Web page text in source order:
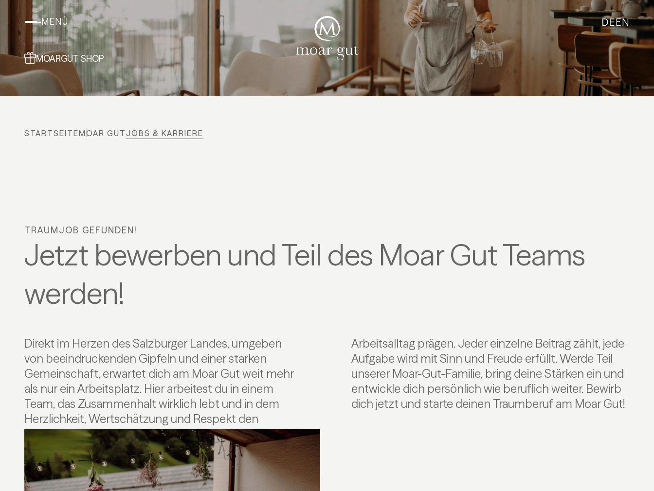
MENÜ
Suiten & Angebote
Familienurlaub
Moar Gut
DEEN
MOARGUT SHOP
STARTSEITEMOAR GUTJOBS & KARRIERE
TRAUMJOB GEFUNDEN!
Jetzt bewerben und Teil des Moar Gut Teams
werden!
Direkt im Herzen des Salzburger Landes, umgeben
von beeindruckenden Gipfeln und einer starken
Gemeinschaft, erwartet dich am Moar Gut weit mehr
als nur ein Arbeitsplatz. Hier arbeitest du in einem
Team, das Zusammenhalt wirklich lebt und in dem
Herzlichkeit, Wertschätzung und Respekt den
Arbeitsalltag prägen. Jeder einzelne Beitrag zählt, jede
Aufgabe wird mit Sinn und Freude erfüllt. Werde Teil
unserer Moar-Gut-Familie, bring deine Stärken ein und
entwickle dich persönlich wie beruflich weiter. Bewirb
dich jetzt und starte deinen Traumberuf am Moar Gut!